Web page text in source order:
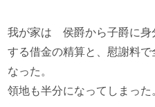
我が家は 侯爵から子爵に身
する借金の精算と、慰謝料
なった。
領地も半分になってしまった